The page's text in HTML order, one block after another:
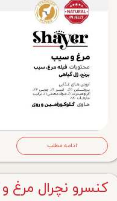
ادامه مطلب
کنسرو نچرال مرغ